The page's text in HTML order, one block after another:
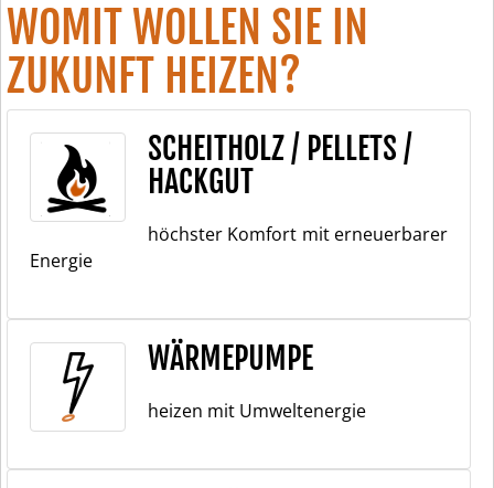
WOMIT WOLLEN SIE IN
ZUKUNFT HEIZEN?
SCHEITHOLZ / PELLETS /
HACKGUT
höchster Komfort mit erneuerbarer
Energie
WÄRMEPUMPE
heizen mit Umweltenergie